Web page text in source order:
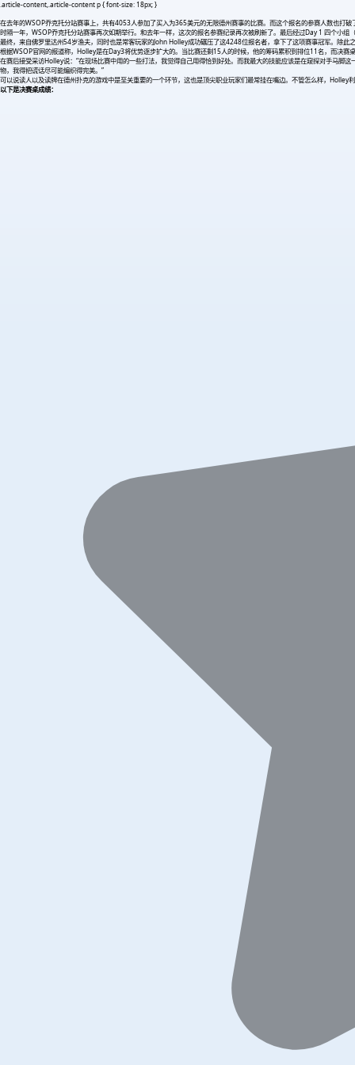
.article-content,.article-content p { font-size: 18px; }
在去年的WSOP乔克托分站赛事上，共有4053人参加了买入为365美元的无限德州赛事的比赛。而这个报名的参赛人数也
时隔一年，WSOP乔克托分站赛事再次如期举行。和去年一样，这次的报名参赛纪录再次被刷新了。最后经过Day 1 四个
最终，来自佛罗里达州54岁渔夫，同时也是常客玩家的John Holley成功碾压了这4248位报名者，拿下了这项赛事冠军。除此
根据WSOP官网的报道称，Holley是在Day3将优势逐步扩大的。当比赛还剩15人的时候，他的筹码累积到排位11名，而决
在赛后接受采访Holley说：“在现场比赛中用的一些打法，我觉得自己用得恰到好处。而我最大的技能应该是在窥探对手马脚
物，我得把谎话尽可能编织得完美。”
可以说读人以及读牌在德州扑克的游戏中是至关重要的一个环节，这也是顶尖职业玩家们最常挂在嘴边。不管怎么样，
以下是决赛桌成绩：